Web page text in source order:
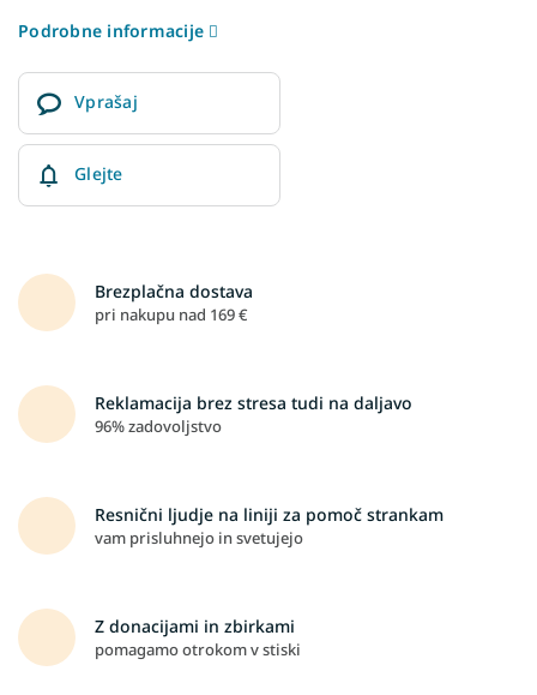
Podrobne informacije
Vprašaj
Glejte
Brezplačna dostava
pri nakupu nad 169 €
Reklamacija brez stresa tudi na daljavo
96% zadovoljstvo
Resnični ljudje na liniji za pomoč strankam
vam prisluhnejo in svetujejo
Z donacijami in zbirkami
pomagamo otrokom v stiski